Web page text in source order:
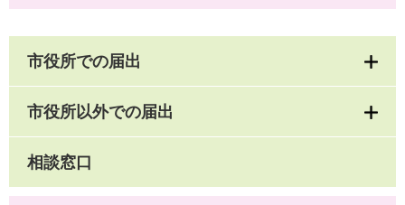
市役所での届出
市役所以外での届出
相談窓口